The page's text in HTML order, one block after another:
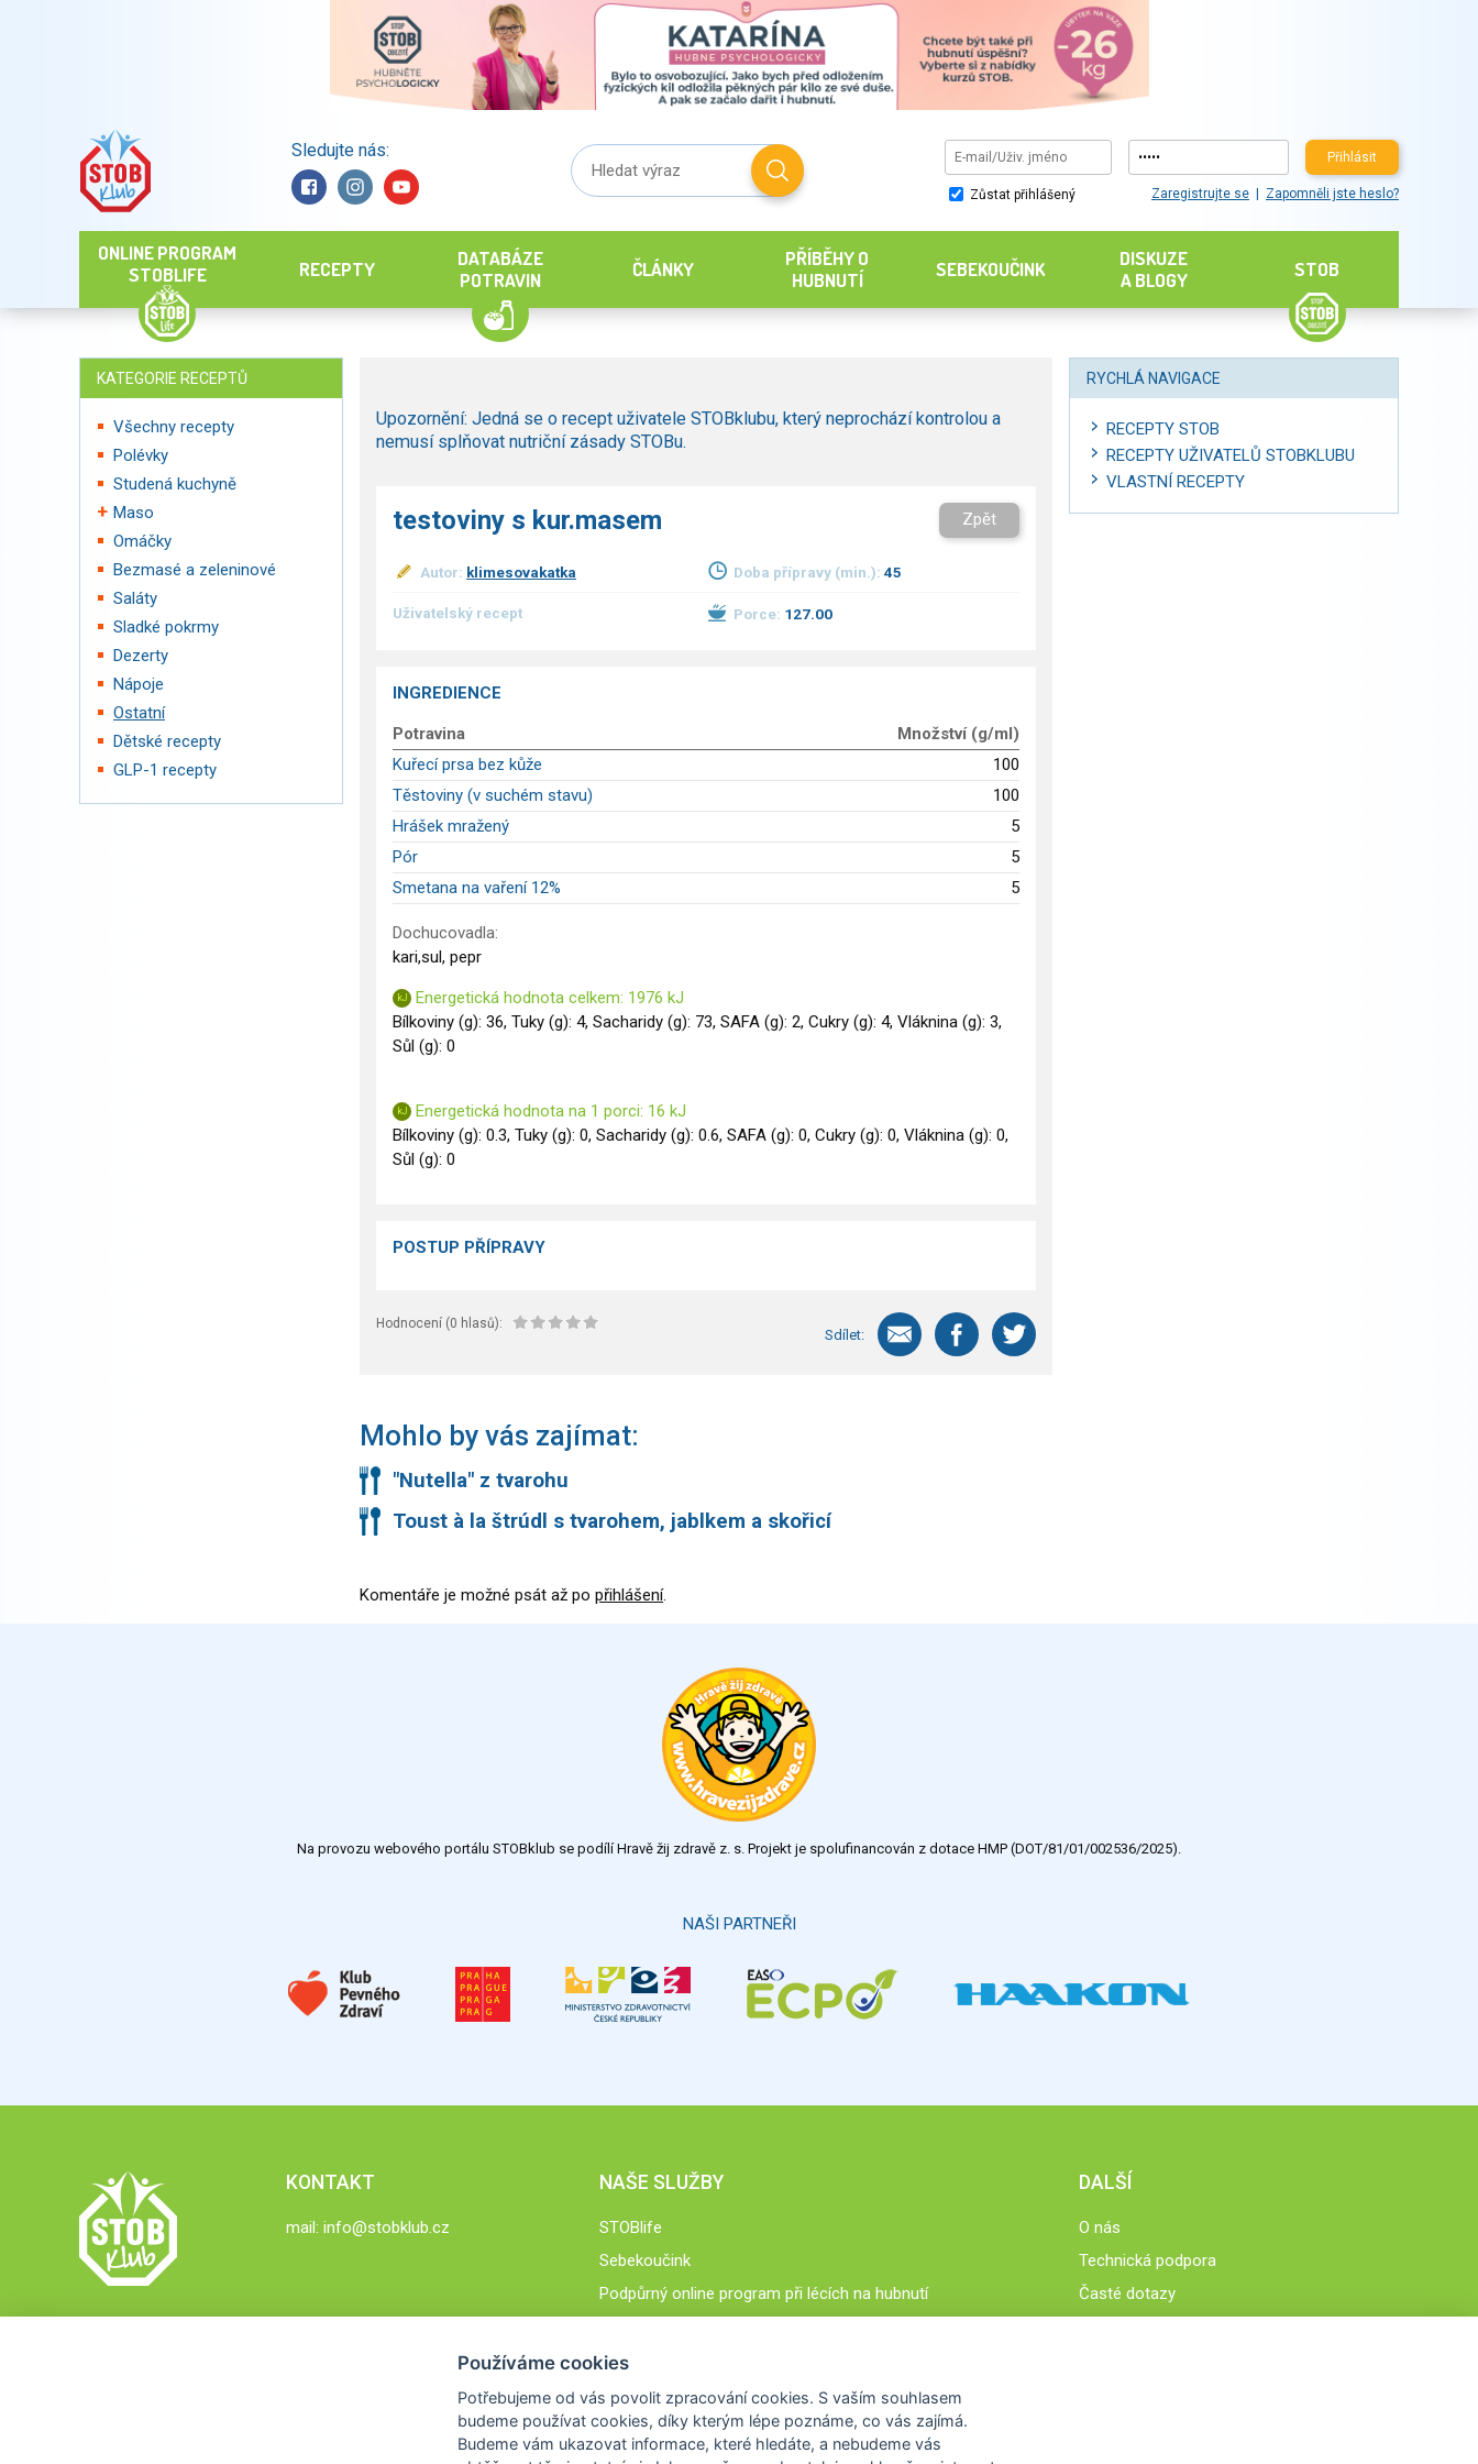
Sledujte nás: Přihlásit
Zůstat přihlášený Zaregistrujte se Zapomněli jste heslo?
ONLINE PROGRAM
STOBLIFE
RECEPTY
DATABÁZE
POTRAVIN
ČLÁNKY
PŘÍBĚHY O
HUBNUTÍ
SEBEKOUČINK
DISKUZE
A BLOGY
STOB
KATEGORIE RECEPTŮ
Všechny recepty
Polévky
Studená kuchyně
Maso
Omáčky
Bezmasé a zeleninové
Saláty
Sladké pokrmy
Dezerty
Nápoje
Ostatní
Dětské recepty
GLP-1 recepty
Upozornění: Jedná se o recept uživatele STOBklubu, který neprochází kontrolou a
nemusí splňovat nutriční zásady STOBu.
testoviny s kur.masem Zpět
Autor: klimesovakatka Doba přípravy (min.): 45
Uživatelský recept Porce: 127.00
INGREDIENCE
Potravina
Množství (g/ml)
Kuřecí prsa bez kůže
100
Těstoviny (v suchém stavu)
100
Hrášek mražený
5
Pór
5
Smetana na vaření 12%
5
Dochucovadla:
kari,sul, pepr
Energetická hodnota celkem: 1976 kJ
Bílkoviny (g): 36, Tuky (g): 4, Sacharidy (g): 73, SAFA (g): 2, Cukry (g): 4, Vláknina (g): 3,
Sůl (g): 0
Energetická hodnota na 1 porci: 16 kJ
Bílkoviny (g): 0.3, Tuky (g): 0, Sacharidy (g): 0.6, SAFA (g): 0, Cukry (g): 0, Vláknina (g): 0,
Sůl (g): 0
POSTUP PŘÍPRAVY
Hodnocení (0 hlasů):
Sdílet:
Mohlo by vás zajímat:
"Nutella" z tvarohu
Toust à la štrúdl s tvarohem, jablkem a skořicí
Komentáře je možné psát až po přihlášení.
RYCHLÁ NAVIGACE
RECEPTY STOB
RECEPTY UŽIVATELŮ STOBKLUBU
VLASTNÍ RECEPTY
Na provozu webového portálu STOBklub se podílí Hravě žij zdravě z. s. Projekt je spolufinancován z dotace HMP (DOT/81/01/002536/2025).
NAŠI PARTNEŘI
KONTAKT
mail: info@stobklub.cz
NAŠE SLUŽBY
STOBlife
Sebekoučink
Podpůrný online program při lécích na hubnutí
DALŠÍ
O nás
Technická podpora
Časté dotazy
Používáme cookies
Potřebujeme od vás povolit zpracování cookies. S vaším souhlasem
budeme používat cookies, díky kterým lépe poznáme, co vás zajímá.
Budeme vám ukazovat informace, které hledáte, a nebudeme vás